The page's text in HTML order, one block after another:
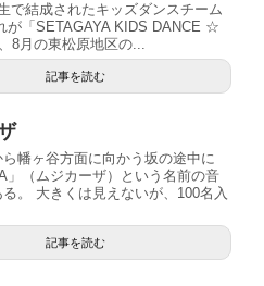
で結成されたキッズダンスチーム
が「SETAGAYA KIDS DANCE ☆
8月の東松原地区の...
記事を読む
幡ヶ谷方面に向かう坂の途中に
」（ムジカーザ）という名前の音
。 大きくは見えないが、100名入
記事を読む